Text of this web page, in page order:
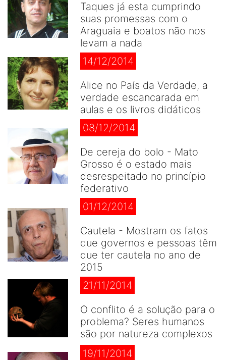
Taques já esta cumprindo
suas promessas com o
Araguaia e boatos não nos
levam a nada
14/12/2014
Alice no País da Verdade, a
verdade escancarada em
aulas e os livros didáticos
08/12/2014
De cereja do bolo - Mato
Grosso é o estado mais
desrespeitado no princípio
federativo
01/12/2014
Cautela - Mostram os fatos
que governos e pessoas têm
que ter cautela no ano de
2015
21/11/2014
O conflito é a solução para o
problema? Seres humanos
são por natureza complexos
19/11/2014